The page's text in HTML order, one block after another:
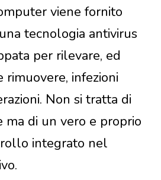
viene fornito
tecnologia antivirus
per rilevare, ed
infezioni
Non si tratta di
ma di un vero e proprio
integrato nel